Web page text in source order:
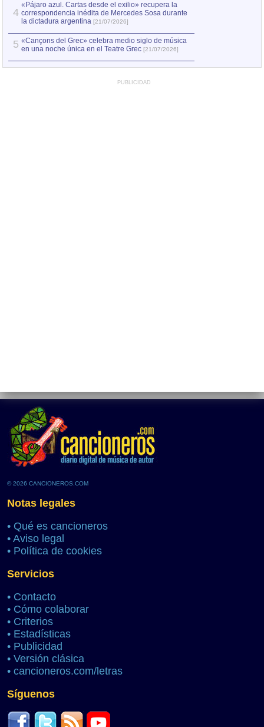
4
«Pájaro azul. Cartas desde el exilio» recupera la
correspondencia inédita de Mercedes Sosa durante
la dictadura argentina [21/07/2026]
5 «Cançons del Grec» celebra medio siglo de música
en una noche única en el Teatre Grec [21/07/2026]
PUBLICIDAD
© 2026 CANCIONEROS.COM
Notas legales
• Qué es cancioneros
• Aviso legal
• Política de cookies
Servicios
• Contacto
• Cómo colaborar
• Criterios
• Estadísticas
• Publicidad
• Versión clásica
• cancioneros.com/letras
Síguenos